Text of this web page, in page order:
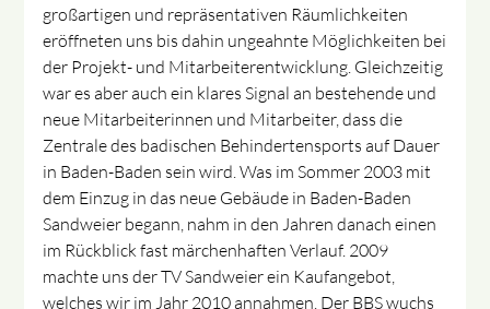
großartigen und repräsentativen Räumlichkeiten
eröffneten uns bis dahin ungeahnte Möglichkeiten bei
der Projekt- und Mitarbeiterentwicklung. Gleichzeitig
war es aber auch ein klares Signal an bestehende und
neue Mitarbeiterinnen und Mitarbeiter, dass die
Zentrale des badischen Behindertensports auf Dauer
in Baden-Baden sein wird. Was im Sommer 2003 mit
dem Einzug in das neue Gebäude in Baden-Baden
Sandweier begann, nahm in den Jahren danach einen
im Rückblick fast märchenhaften Verlauf. 2009
machte uns der TV Sandweier ein Kaufangebot,
welches wir im Jahr 2010 annahmen. Der BBS wuchs